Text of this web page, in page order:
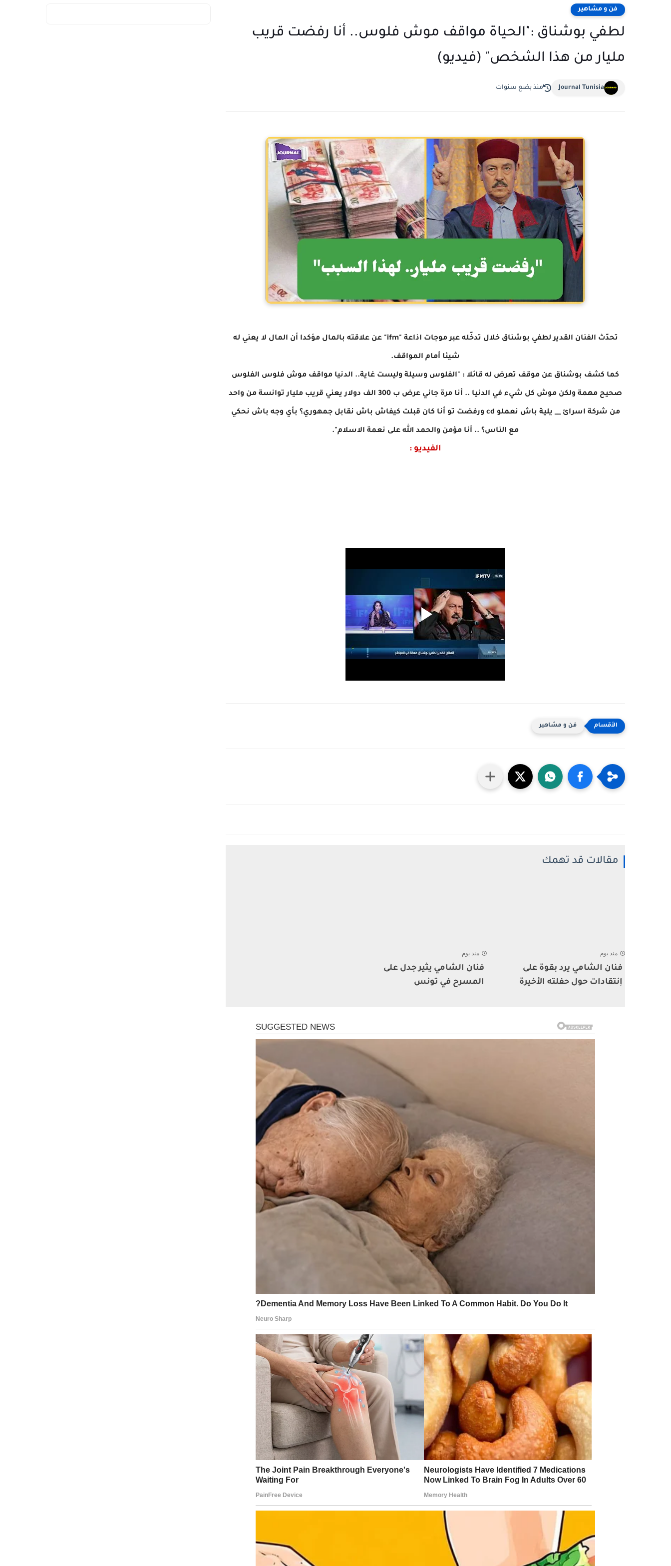
فن و مشاهير
لطفي بوشناق :"الحياة مواقف موش فلوس.. أنا رفضت قريب
مليار من هذا الشخص" (فيديو)
Journal Tunisia منذ بضع سنوات
تحدّث الفنان القدير لطفي بوشناق خلال تدخّله عبر موجات اذاعة "ifm" عن علاقته بالمال مؤكدا أن المال لا يعني له
شيئا أمام المواقف.
كما كشف بوشناق عن موقف تعرض له قائلا : "الفلوس وسيلة وليست غاية.. الدنيا مواقف موش فلوس الفلوس
صحيح مهمة ولكن موش كل شيء في الدنيا .. أنا مرة جاني عرض ب 300 الف دولار يعني قريب مليار توانسة من واحد
من شركة اسرائ __ يلية باش نعملو cd ورفضت تو أنا كان قبلت كيفاش باش نقابل جمهوري؟ بأي وجه باش نحكي
مع الناس؟ .. أنا مؤمن والحمد الله على نعمة الاسلام".
الفيديو :
فن و مشاهير
مقالات قد تهمك
منذ يوم
فنان الشامي يرد بقوة على
إنتقادات حول حفلته الأخيرة
منذ يوم
فنان الشامي يثير جدل على
المسرح في تونس